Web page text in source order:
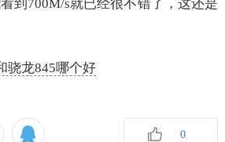
到700M/s就已经很不错了，这还是
骁龙845哪个好
0